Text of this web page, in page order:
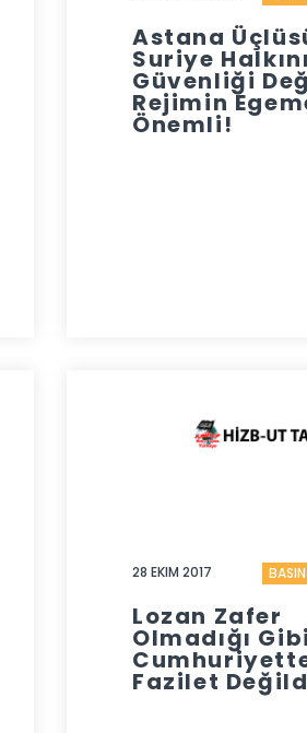
Astana
Suriye
Güvenliği
Rejimin
Önemli!
28 EKIM 2017
Lozan Zafer
Olmadığı Gibi
Fazilet